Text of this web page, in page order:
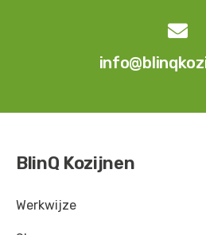

BlinQ Kozijnen
Werkwijze